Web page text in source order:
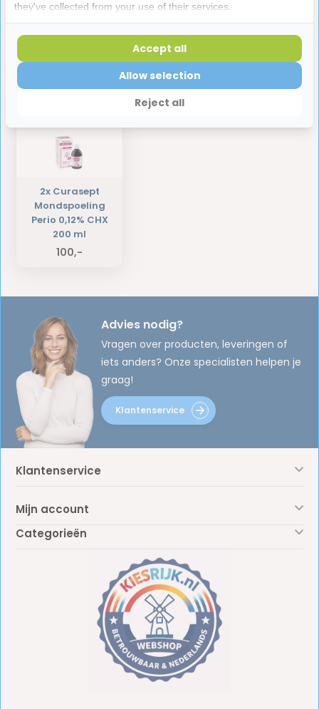
Reviews
Laatst bekeken producten
2x Curasept
Mondspoeling
Perio 0,12% CHX
200 ml
100,-
Advies nodig?
Vragen over producten, leveringen of
iets anders? Onze specialisten helpen je
graag!
Klantenservice
Klantenservice
Mijn account
Categorieën
they've collected from your use of their services.
Reject all
Allow selection
Accept all